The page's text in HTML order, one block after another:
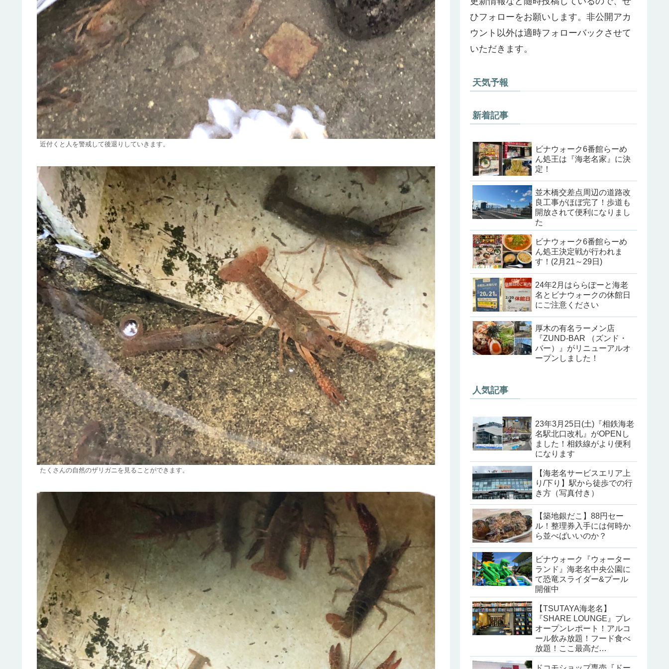
近付くと人を警戒して後退りしていきます。
たくさんの自然のザリガニを見ることができます。
ひフォローをお願いします。非公開アカ
ウント以外は適時フォローバックさせて
いただきます。
天気予報
新着記事
ビナウォーク6番館らーめ
ん処王は『海老名家』に決
定！
並木橋交差点周辺の道路改
良工事がほぼ完了！歩道も
開放されて便利になりまし
た
ビナウォーク6番館らーめ
ん処王決定戦が行われま
す！(2月21～29日)
24年2月はららぽーと海老
名とビナウォークの休館日
にご注意ください
厚木の有名ラーメン店
『ZUND-BAR （ズンド・
バー）』がリニューアルオ
ープンしました！
人気記事
23年3月25日(土)『相鉄海老
名駅北口改札』がOPENし
ました！相鉄線がより便利
になります
【海老名サービスエリア上
り/下り】駅から徒歩での行
き方（写真付き）
【築地銀だこ】88円セー
ル！整理券入手には何時か
ら並べばいいのか？
ビナウォーク『ウォーター
ランド』海老名中央公園に
て恐竜スライダー&プール
開催中
【TSUTAYA海老名】
『SHARE LOUNGE』プレ
オープンレポート！アルコ
ール飲み放題！フード食べ
放題！ここ最高だ…